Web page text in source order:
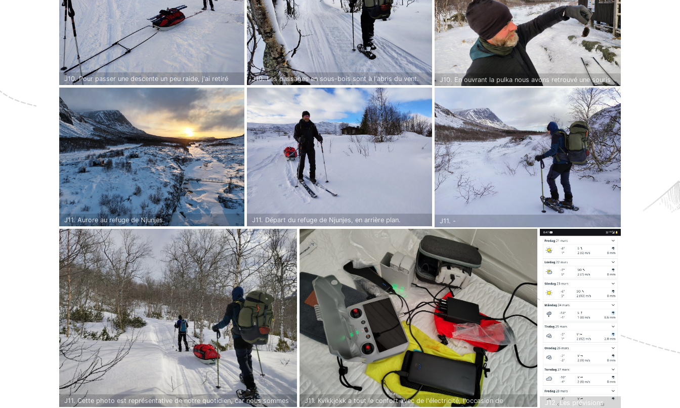
J10. Pour passer une descente un peu raide, j'ai retiré
mes skis. Je retiens la pulka en marchant à l'avant. Gilles
J10. Les passages en sous-bois sont à l'abris du vent.
L'ambiance est silencieuse avec pour seul bruit le
craquement de la neige sous nos pas.
J10. En ouvrant la pulka nous avons retrouvé une souris
morte. Elle était sûrement dans la réserve de bois de
Sammarlappa où nous avons abrité la pulka de la
tempête de la nuit.
J11. Aurore au refuge de Njunjes. J11. Départ du refuge de Njunjes, en arrière plan. J11. -
J11. Cette photo est représentative de notre quotidien, car nous sommes
J11. Kvikkjokk a tout le confort avec de l'électricité, l'occasion de
J12. Les prévisions